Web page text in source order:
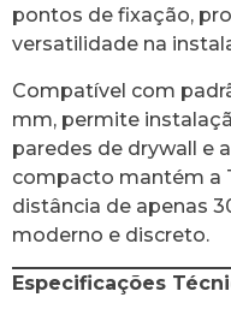
pontos de fixação,
versatilidade na
Compatível com
mm, permite
paredes de drywall e
compacto mantém a
distância de apenas
moderno e discreto.
Especificações